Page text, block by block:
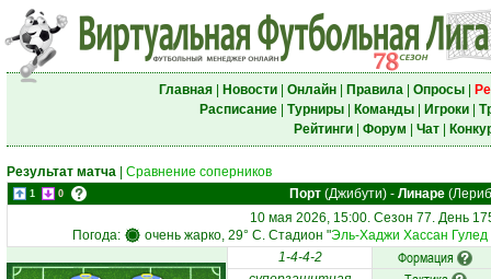
Главная| Новости| Онлайн| Правила| Опросы|
Расписание| Турниры| Команды| Игроки|
Рейтинги| Форум Чат|
Результат матча Сравнение соперников
1 0 Порт (Джибути) - Линаре
10 мая 2026, 15:00. Сезон 77. День
Погода:
очень жарко, 29° C. Стадион "Эль-Хаджи Хассан
1-4-4-2 Формация